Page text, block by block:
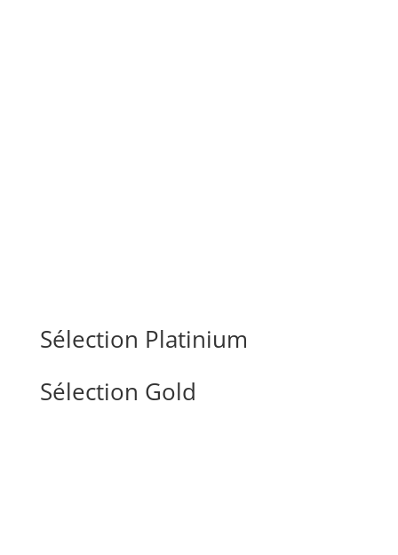
Sélection Platinium
Sélection Gold